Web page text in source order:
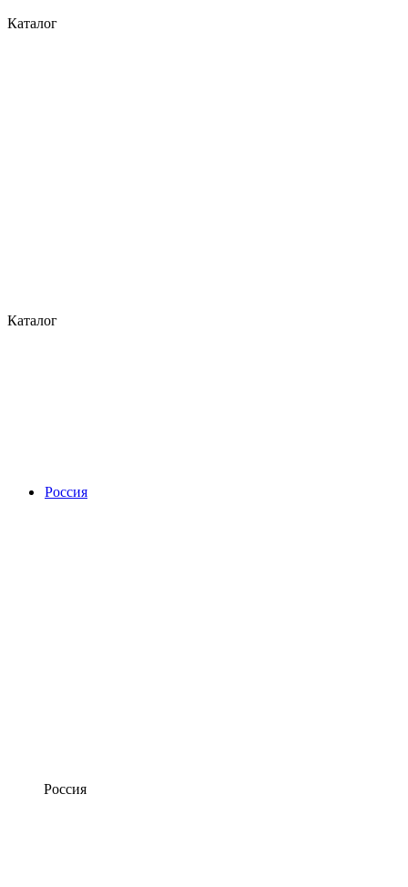
Каталог
Каталог
Россия
Россия